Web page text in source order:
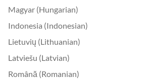
Magyar (Hungarian)
Indonesia (Indonesian)
Lietuvių (Lithuanian)
Latviešu (Latvian)
Română (Romanian)